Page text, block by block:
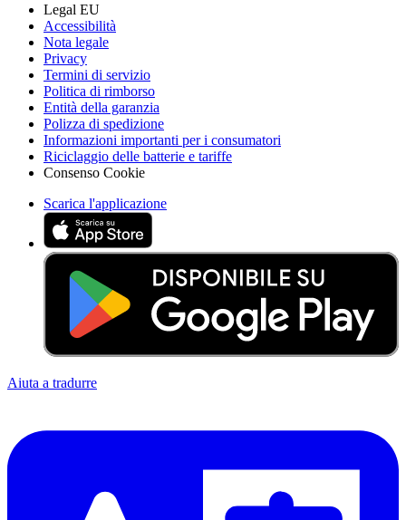
Legal EU
Accessibilità
Nota legale
Privacy
Termini di servizio
Politica di rimborso
Entità della garanzia
Polizza di spedizione
Informazioni importanti per i consumatori
Riciclaggio delle batterie e tariffe
Consenso Cookie
Scarica l'applicazione
Aiuta a tradurre